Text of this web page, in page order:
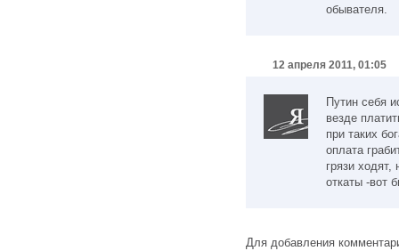
обывателя.
12 апреля 2011, 01:05
Путин себя
везде
при таких
оплата
грязи ходят,
откаты -вот
Для добавления